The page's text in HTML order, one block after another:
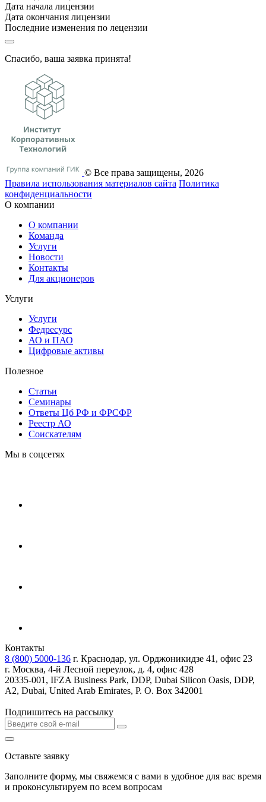
Дата начала лицензии
Дата окончания лицензии
Последние изменения по лецензии
Спасибо, ваша заявка принята!
© Все права защищены, 2026
Правила использования материалов сайта Политика
конфиденциальности
О компании
О компании
Команда
Услуги
Новости
Контакты
Для акционеров
Услуги
Услуги
Федресурс
АО и ПАО
Цифровые активы
Полезное
Статьи
Cеминары
Ответы Цб РФ и ФРСФР
Реестр АО
Соискателям
Мы в соцсетях
Контакты
8 (800) 5000-136 г. Краснодар, ул. Орджоникидзе 41, офис 23
г. Москва, 4-й Лесной переулок, д. 4, офис 428
20335-001, IFZA Business Park, DDP, Dubai Silicon Oasis, DDP,
A2, Dubai, United Arab Emirates, P. O. Box 342001
Подпишитесь на рассылку
Оставьте заявку
Заполните форму, мы свяжемся с вами в удобное для вас время
и проконсультируем по всем вопросам